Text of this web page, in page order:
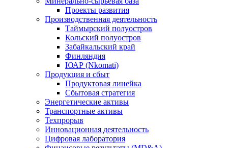
Проекты развития
Производственная деятельность
Таймырский полуостров
Кольский полуостров
Забайкальский край
Финляндия
ЮАР (Nkomati)
Продукция и сбыт
Продуктовая линейка
Сбытовая стратегия
Энергетические активы
Транспортные активы
Техпрорыв
Инновационная деятельность
Цифровая лаборатория